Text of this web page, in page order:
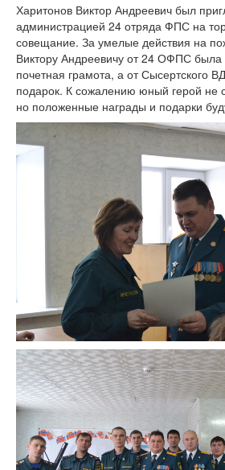
Харитонов Виктор Андреевич был
администрацией 24 отряда ФПС на
совещание. За умелые действия на
Виктору Андреевичу от 24 ОФПС была
почетная грамота, а от Сысертского
подарок. К сожалению юный герой не
но положенные награды и подарки